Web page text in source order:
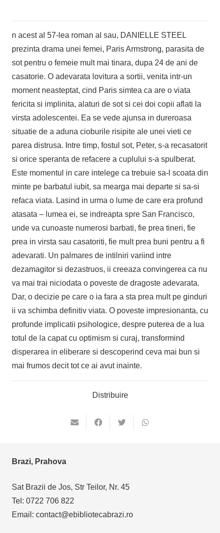
n acest al 57-lea roman al sau, DANIELLE STEEL
prezinta drama unei femei, Paris Armstrong, parasita de
sot pentru o femeie mult mai tinara, dupa 24 de ani de
casatorie. O adevarata lovitura a sortii, venita intr-un
moment neasteptat, cind Paris simtea ca are o viata
fericita si implinita, alaturi de sot si cei doi copii aflati la
virsta adolescentei. Ea se vede ajunsa in dureroasa
situatie de a aduna cioburile risipite ale unei vieti ce
parea distrusa. Intre timp, fostul sot, Peter, s-a recasatorit
si orice speranta de refacere a cuplului s-a spulberat.
Este momentul in care intelege ca trebuie sa-l scoata din
minte pe barbatul iubit, sa mearga mai departe si sa-si
refaca viata. Lasind in urma o lume de care era profund
atasata – lumea ei, se indreapta spre San Francisco,
unde va cunoaste numerosi barbati, fie prea tineri, fie
prea in virsta sau casatoriti, fie mult prea buni pentru a fi
adevarati. Un palmares de intilniri variind intre
dezamagitor si dezastruos, ii creeaza convingerea ca nu
va mai trai niciodata o poveste de dragoste adevarata.
Dar, o decizie pe care o ia fara a sta prea mult pe ginduri
ii va schimba definitiv viata. O poveste impresionanta, cu
profunde implicatii psihologice, despre puterea de a lua
totul de la capat cu optimism si curaj, transformind
disperarea in eliberare si descoperind ceva mai bun si
mai frumos decit tot ce ai avut inainte.
Distribuire
Brazi, Prahova
Sat Brazii de Jos, Str Teilor, Nr. 45
Tel: 0722 706 822
Email: contact@ebibliotecabrazi.ro